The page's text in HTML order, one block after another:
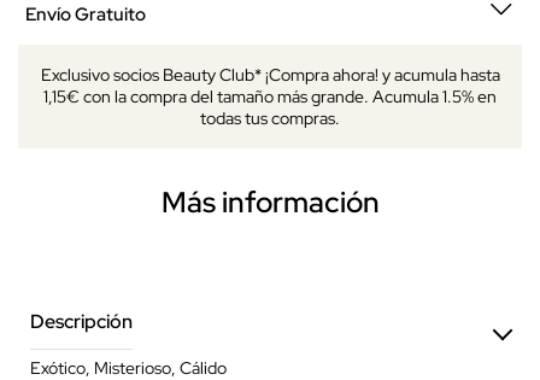
Envío Gratuito
Exclusivo socios Beauty Club* ¡Compra ahora! y acumula hasta
1,15€ con la compra del tamaño más grande. Acumula 1.5% en
todas tus compras.
Más información
Descripción
Exótico, Misterioso, Cálido